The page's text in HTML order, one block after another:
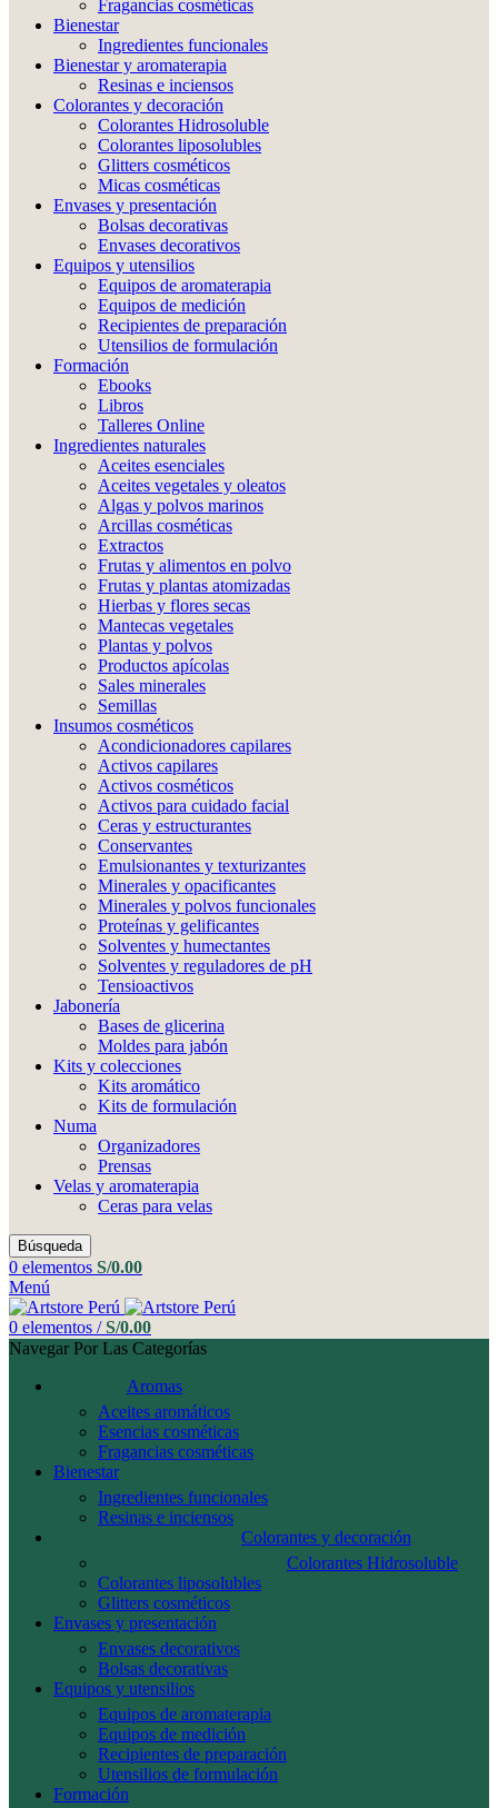
Fragancias cosméticas
Bienestar
Ingredientes funcionales
Bienestar y aromaterapia
Resinas e inciensos
Colorantes y decoración
Colorantes Hidrosoluble
Colorantes liposolubles
Glitters cosméticos
Micas cosméticas
Envases y presentación
Bolsas decorativas
Envases decorativos
Equipos y utensilios
Equipos de aromaterapia
Equipos de medición
Recipientes de preparación
Utensilios de formulación
Formación
Ebooks
Libros
Talleres Online
Ingredientes naturales
Aceites esenciales
Aceites vegetales y oleatos
Algas y polvos marinos
Arcillas cosméticas
Extractos
Frutas y alimentos en polvo
Frutas y plantas atomizadas
Hierbas y flores secas
Mantecas vegetales
Plantas y polvos
Productos apícolas
Sales minerales
Semillas
Insumos cosméticos
Acondicionadores capilares
Activos capilares
Activos cosméticos
Activos para cuidado facial
Ceras y estructurantes
Conservantes
Emulsionantes y texturizantes
Minerales y opacificantes
Minerales y polvos funcionales
Proteínas y gelificantes
Solventes y humectantes
Solventes y reguladores de pH
Tensioactivos
Jabonería
Bases de glicerina
Moldes para jabón
Kits y colecciones
Kits aromático
Kits de formulación
Numa
Organizadores
Prensas
Velas y aromaterapia
Ceras para velas
Búsqueda
0 elementos S/0.00
Menú
0 elementos / S/0.00
Navegar Por Las Categorías
Aromas
Aceites aromáticos
Esencias cosméticas
Fragancias cosméticas
Bienestar
Ingredientes funcionales
Resinas e inciensos
Colorantes y decoración
Colorantes Hidrosoluble
Colorantes liposolubles
Glitters cosméticos
Envases y presentación
Envases decorativos
Bolsas decorativas
Equipos y utensilios
Equipos de aromaterapia
Equipos de medición
Recipientes de preparación
Utensilios de formulación
Formación